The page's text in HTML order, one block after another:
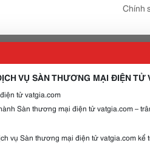
Chính
VỤ SÀN THƯƠNG MẠI ĐIỆN TỬ
tử vatgia.com
Sàn thương mại điện tử vatgia.com –
vụ Sàn thương mại điện tử vatgia.com kể